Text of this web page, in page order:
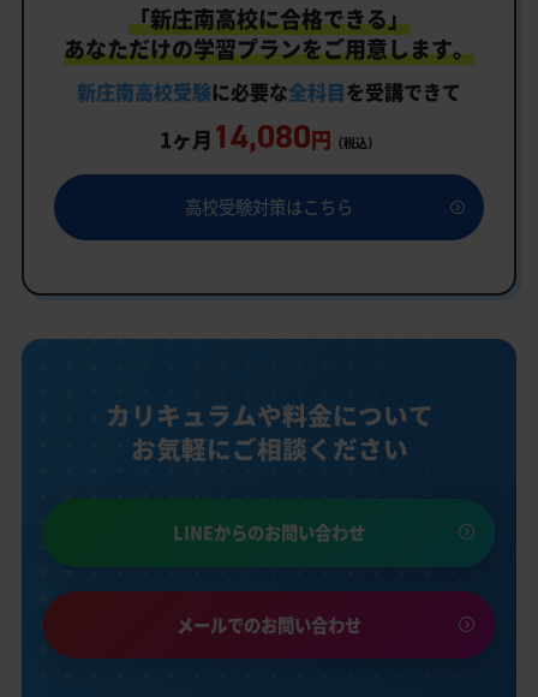
「新庄南高校に合格できる」
あなただけの学習プランをご用意します。
新庄南高校受験に必要な全科目を受講できて
1ヶ月 14,080円 （税込）
高校受験対策はこちら
カリキュラムや料金について
お気軽にご相談ください
LINEからのお問い合わせ
メールでのお問い合わせ